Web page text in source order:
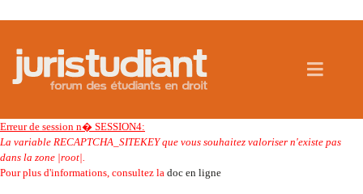
Erreur de session n� SESSION4:
La variable RECAPTCHA_SITEKEY que vous souhaitez valoriser n'existe pas
dans la zone |root|.
Pour plus d'informations, consultez la doc en ligne